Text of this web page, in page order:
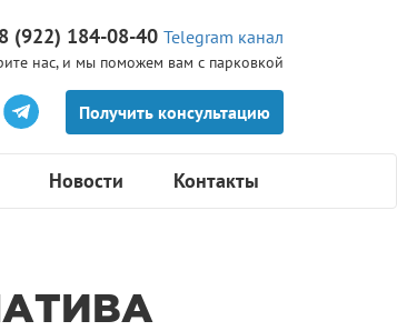
(922) 184-08-40 Telegram канал
нас, и мы поможем вам с парковкой
Новости Контакты